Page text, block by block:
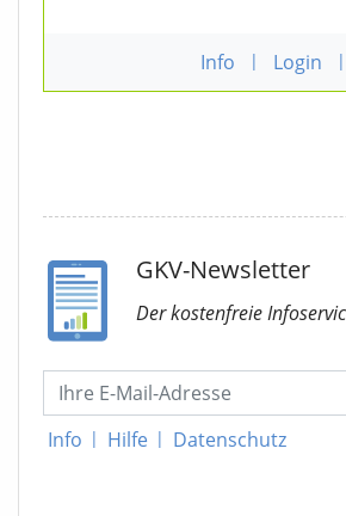
Info | Login |
GKV-Newsletter
Der kostenfreie
Info | Hilfe | Datenschutz